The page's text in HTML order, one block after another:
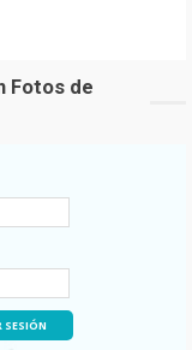
Fotos de